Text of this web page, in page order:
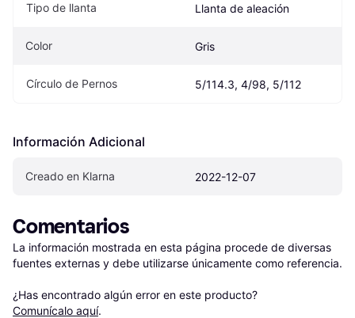
Tipo de llanta Llanta de aleación
Color Gris
Círculo de Pernos 5/114.3, 4/98, 5/112
Información Adicional
Creado en Klarna 2022-12-07
Comentarios
La información mostrada en esta página procede de diversas
fuentes externas y debe utilizarse únicamente como referencia.
¿Has encontrado algún error en este producto?
Comunícalo aquí.